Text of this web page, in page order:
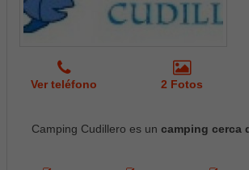
Ver teléfono 2 Fotos
Camping Cudillero es un camping cerca